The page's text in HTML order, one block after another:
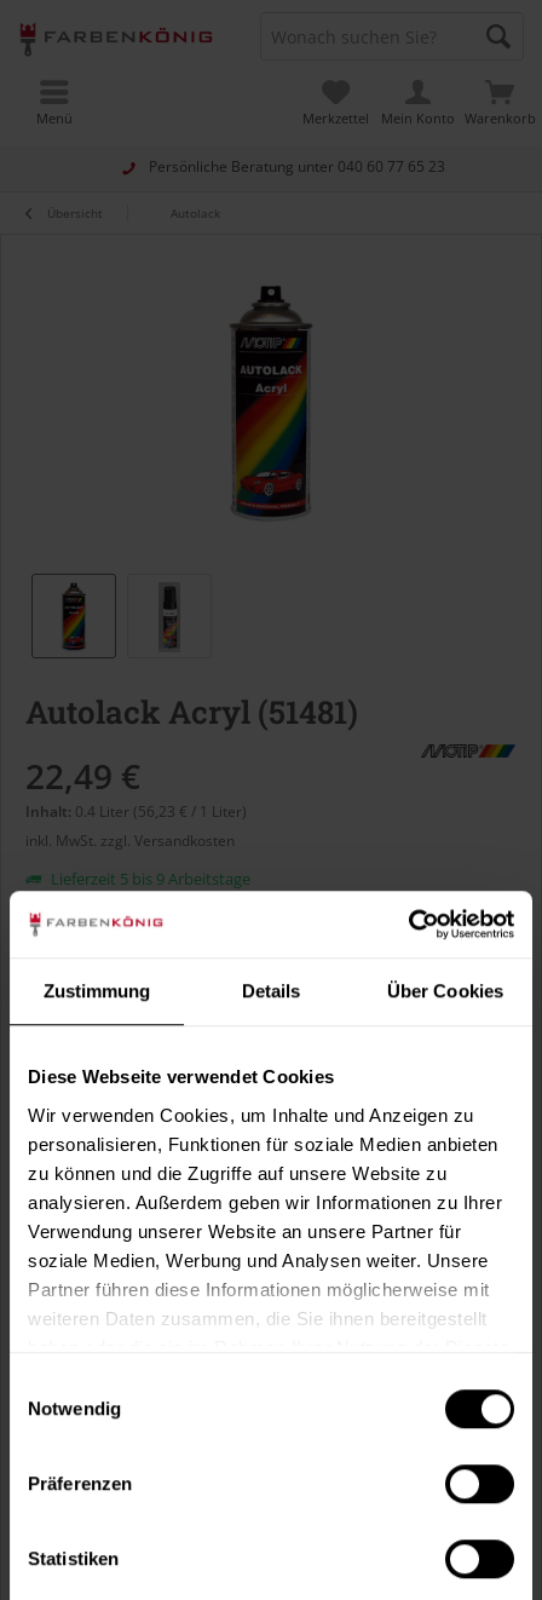
Zustimmung Details Über Cookies
Diese Webseite verwendet Cookies
Wir verwenden Cookies, um Inhalte und Anzeigen zu
personalisieren, Funktionen für soziale Medien anbieten
zu können und die Zugriffe auf unsere Website zu
analysieren. Außerdem geben wir Informationen zu Ihrer
Verwendung unserer Website an unsere Partner für
soziale Medien, Werbung und Analysen weiter. Unsere
Partner führen diese Informationen möglicherweise mit
weiteren Daten zusammen, die Sie ihnen bereitgestellt
Notwendig
Präferenzen
Statistiken
Persönliche Beratung unter 040 60 77 65 23
Warenkorb
Merkzettel Mein Konto
Menü
Übersicht Autolack
Autolack Acryl (51481)
22,49 €
Inhalt: 0.4 Liter (56,23 € / 1 Liter)
inkl. MwSt. zzgl. Versandkosten
Lieferzeit 5 bis 9 Arbeitstage
Liter:
Verbrauch berechnen
In denWarenkorb